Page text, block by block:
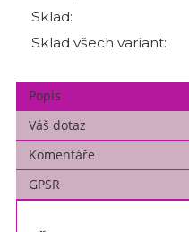
Sklad:
Sklad všech variant:
Popis
Váš dotaz
Komentáře
GPSR